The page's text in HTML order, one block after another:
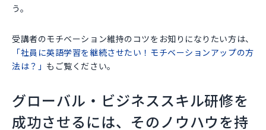
う。
受講者のモチベーション維持のコツをお知りになりたい方は、
「社員に英語学習を継続させたい！モチベーションアップの方
法は？」 もご覧ください。
グローバル・ビジネススキル研修を
成功させるには、そのノウハウを持